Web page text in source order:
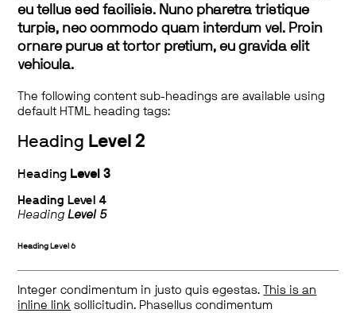
eu tellus sed facilisis. Nunc pharetra tristique
turpis, nec commodo quam interdum vel. Proin
ornare purus at tortor pretium, eu gravida elit
vehicula.
The following content sub-headings are available using
default HTML heading tags:
Heading Level 2
Heading Level 3
Heading Level 4
HeadingLevel 5
Heading Level 6
Integer condimentum in justo quis egestas.
This is an
inline link sollicitudin. Phasellus condimentum